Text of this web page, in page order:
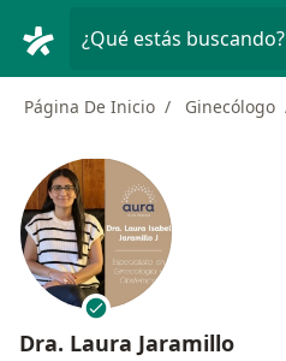
¿Qué estás buscando?
Página De Inicio Ginecólogo
Dra. Laura Jaramillo